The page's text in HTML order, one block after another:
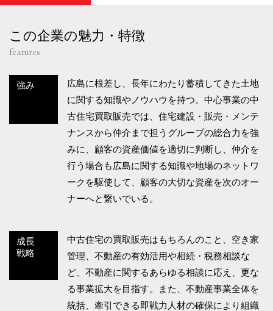
この企業の魅力・特徴
features
強み
広島に根差し、長年にわたり蓄積してきた土地
に関する知識やノウハウを持つ。中心事業の中
古住宅買取販売では、住宅建設・販売・メンテ
ナンスから仲介まで担うグループの総合力を強
みに、顧客の資産価値を適切に判断し、仲介を
行う場合も広島に関する知識や地場のネットワ
ークを駆使して、顧客の大切な資産を次のオー
ナーへと繋いでいる。
成長
戦略
中古住宅の買取販売はもちろんのこと、空き家
管理、不動産の有効活用や相続・税務相談な
ど、不動産に関するあらゆる相談に応え、更な
る事業拡大を目指す。また、不動産事業全体を
統括、牽引できる即戦力人材の確保により組織